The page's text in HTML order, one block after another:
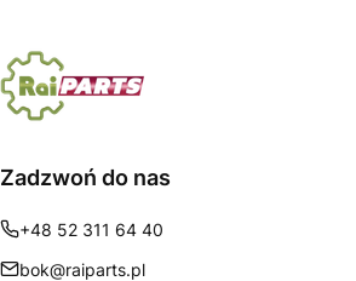
Zadzwoń do nas
+48 52 311 64 40
bok@raiparts.pl